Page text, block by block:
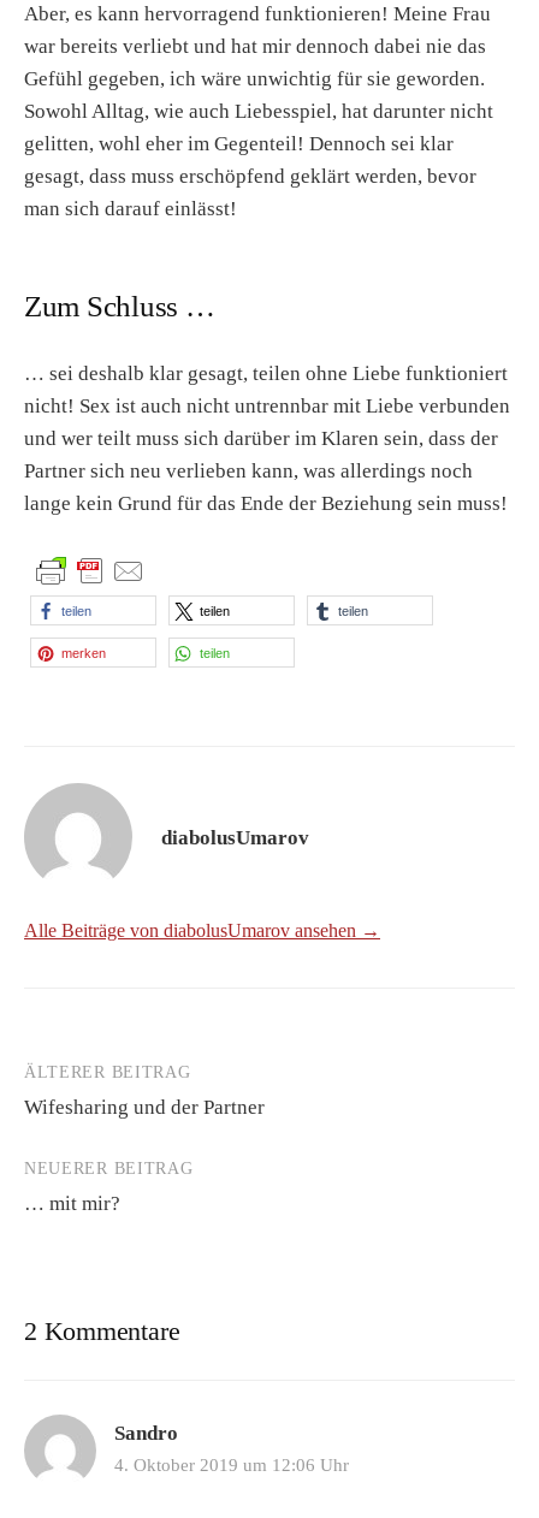
Aber, es kann hervorragend funktionieren! Meine Frau
war bereits verliebt und hat mir dennoch dabei nie das
Gefühl gegeben, ich wäre unwichtig für sie geworden.
Sowohl Alltag, wie auch Liebesspiel, hat darunter nicht
gelitten, wohl eher im Gegenteil! Dennoch sei klar
gesagt, dass muss erschöpfend geklärt werden, bevor
man sich darauf einlässt!
Zum Schluss …
… sei deshalb klar gesagt, teilen ohne Liebe funktioniert
nicht! Sex ist auch nicht untrennbar mit Liebe verbunden
und wer teilt muss sich darüber im Klaren sein, dass der
Partner sich neu verlieben kann, was allerdings noch
lange kein Grund für das Ende der Beziehung sein muss!
teilen teilen teilen
merken teilen
diabolusUmarov
Alle Beiträge von diabolusUmarov ansehen →
Beitrags-
Navigation
ÄLTERER BEITRAG
Wifesharing und der Partner
NEUERER BEITRAG
… mit mir?
2 Kommentare
Sandro
4. Oktober 2019 um 12:06 Uhr